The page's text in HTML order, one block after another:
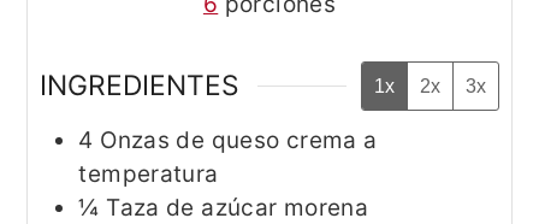
INGREDIENTES 1x 2x 3x
4 Onzas de queso crema a
temperatura
¼ Taza de azúcar morena